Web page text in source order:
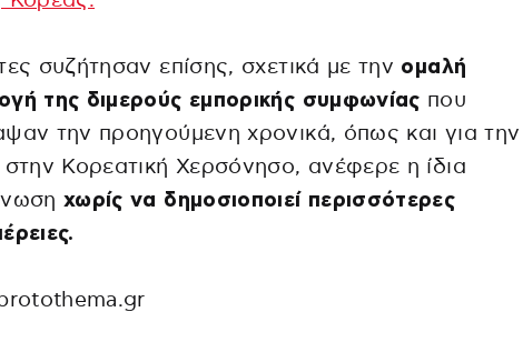
συζήτησαν επίσης, σχετικά με την ομαλή
της διμερούς εμπορικής συμφωνίας που
την προηγούμενη χρονικά, όπως και για την
στην Κορεατική Χερσόνησο, ανέφερε η ίδια
χωρίς να δημοσιοποιεί περισσότερες